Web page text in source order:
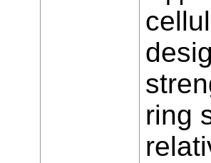
ring